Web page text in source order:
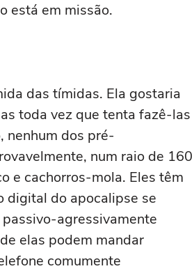
está em missão.
das tímidas. Ela gostaria
toda vez que tenta fazê-las
nenhum dos pré-
num raio de 160
e cachorros-mola. Eles têm
digital do apocalipse se
agressivamente
elas podem mandar
comumente